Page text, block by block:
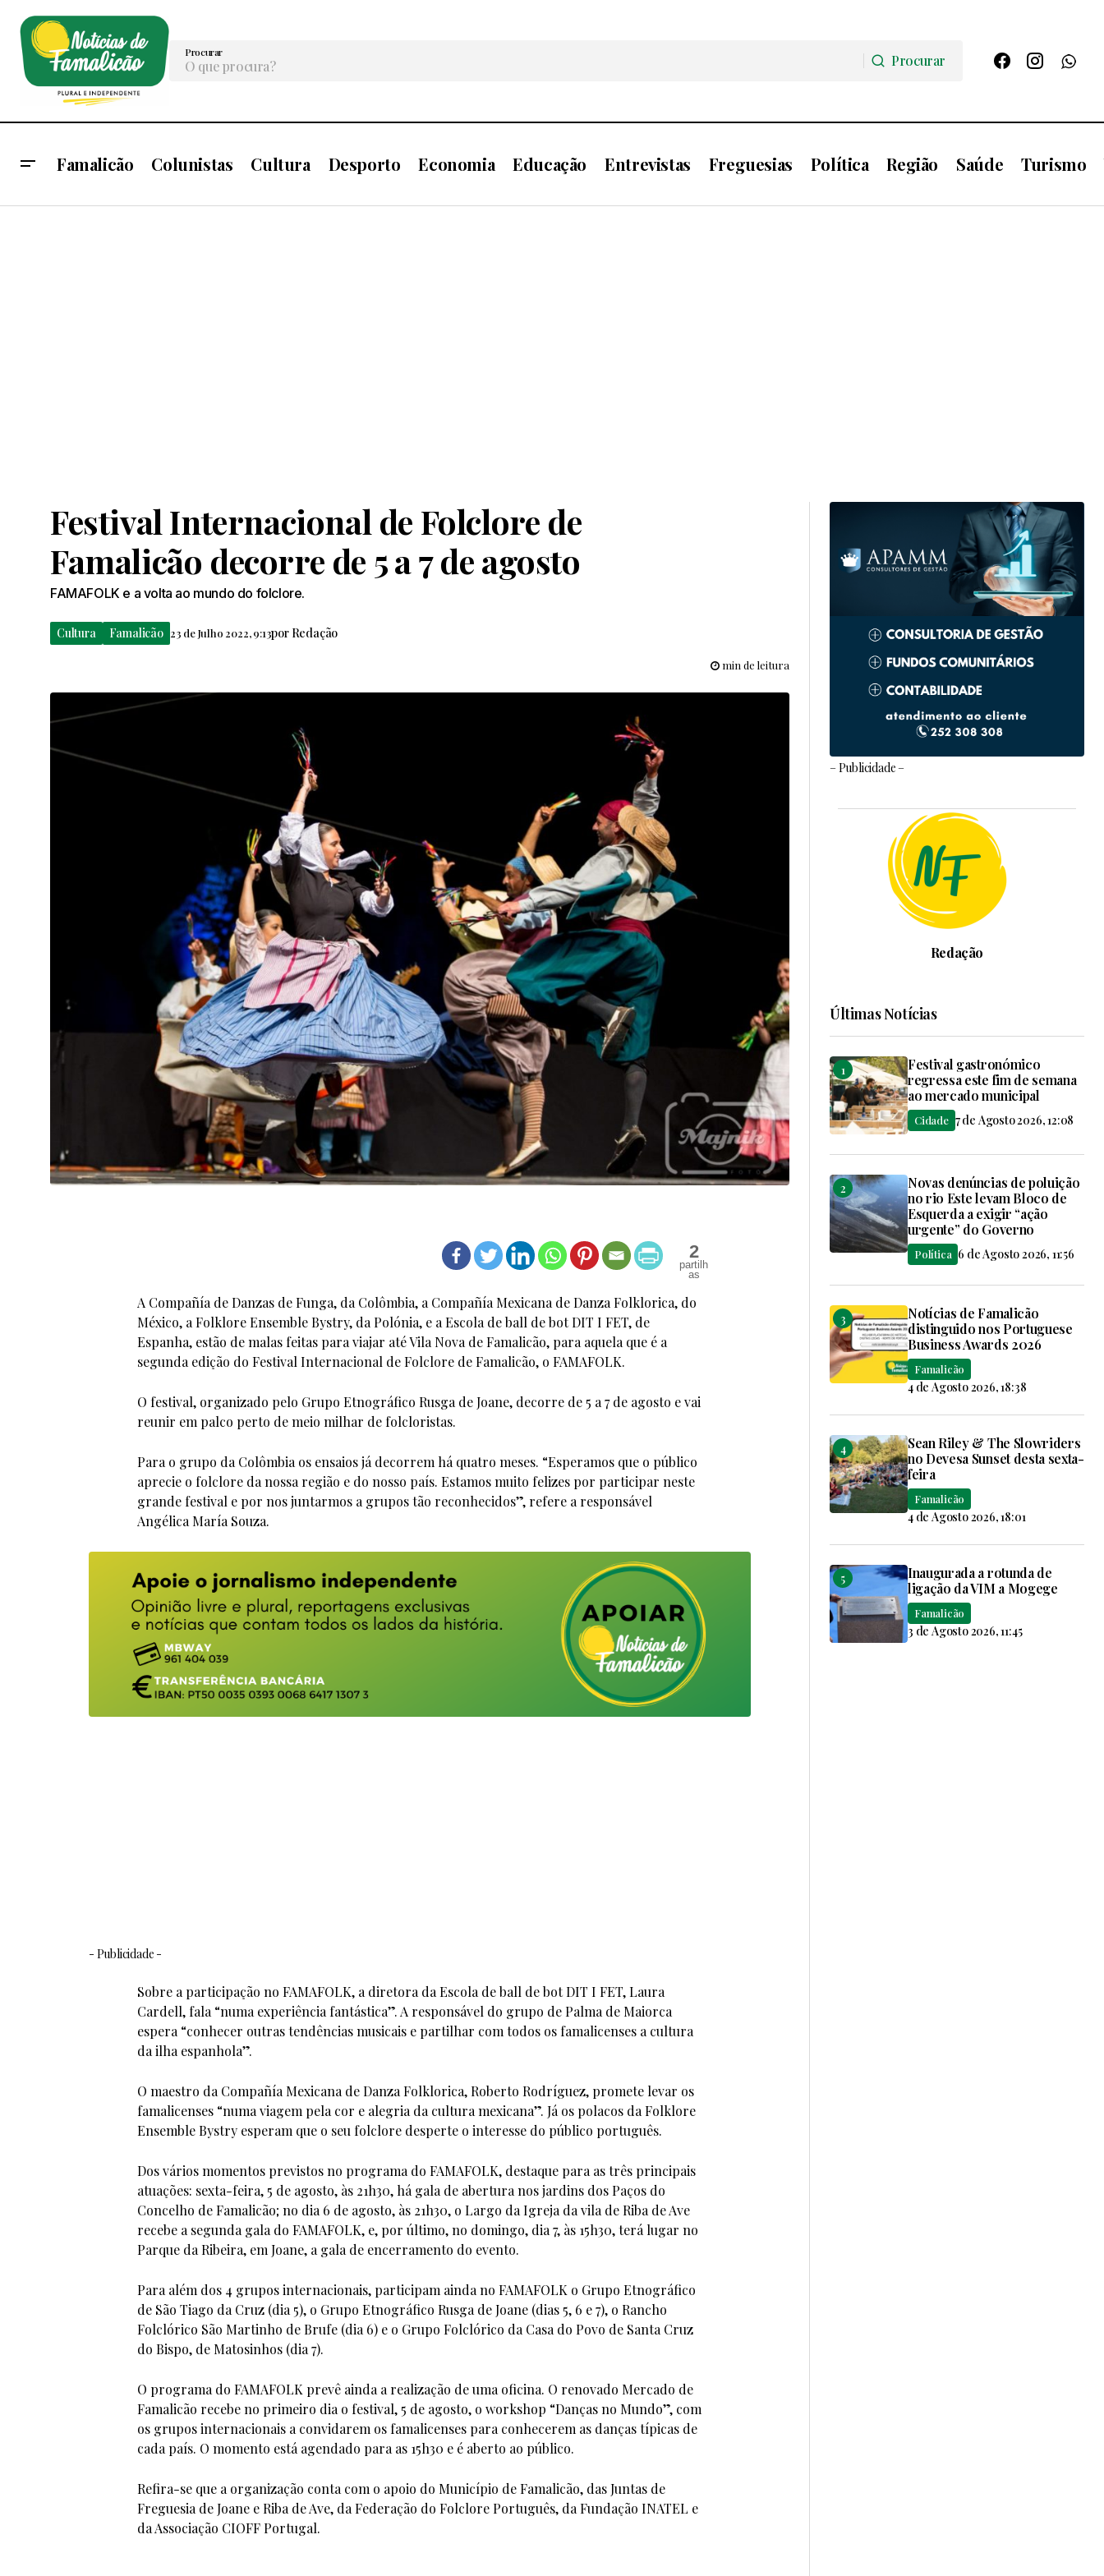
Procurar
Procurar
Famalicão Colunistas Cultura Desporto Economia Educação Entrevistas Freguesias Política Região Saúde Turismo
Festival Internacional de Folclore de
Famalicão decorre de 5 a 7 de agosto
FAMAFOLK e a volta ao mundo do folclore.
Cultura Famalicão 23 de Julho 2022, 9:13por Redação
min de leitura
2
A Compañía de Danzas de Funga, da Colômbia, a Compañía Mexicana de Danza Folklorica, do
México, a Folklore Ensemble Bystry, da Polónia, e a Escola de ball de bot DIT I FET, de
Espanha, estão de malas feitas para viajar até Vila Nova de Famalicão, para aquela que é a
segunda edição do Festival Internacional de Folclore de Famalicão, o FAMAFOLK.
O festival, organizado pelo Grupo Etnográfico Rusga de Joane, decorre de 5 a 7 de agosto e vai
reunir em palco perto de meio milhar de folcloristas.
Para o grupo da Colômbia os ensaios já decorrem há quatro meses. “Esperamos que o público
aprecie o folclore da nossa região e do nosso país. Estamos muito felizes por participar neste
grande festival e por nos juntarmos a grupos tão reconhecidos”, refere a responsável
Angélica María Souza.
- Publicidade -
Sobre a participação no FAMAFOLK, a diretora da Escola de ball de bot DIT I FET, Laura
Cardell, fala “numa experiência fantástica”. A responsável do grupo de Palma de Maiorca
espera “conhecer outras tendências musicais e partilhar com todos os famalicenses a cultura
da ilha espanhola”.
O maestro da Compañía Mexicana de Danza Folklorica, Roberto Rodríguez, promete levar os
famalicenses “numa viagem pela cor e alegria da cultura mexicana”. Já os polacos da Folklore
Ensemble Bystry esperam que o seu folclore desperte o interesse do público português.
Dos vários momentos previstos no programa do FAMAFOLK, destaque para as três principais
atuações: sexta-feira, 5 de agosto, às 21h30, há gala de abertura nos jardins dos Paços do
Concelho de Famalicão; no dia 6 de agosto, às 21h30, o Largo da Igreja da vila de Riba de Ave
recebe a segunda gala do FAMAFOLK, e, por último, no domingo, dia 7, às 15h30, terá lugar no
Parque da Ribeira, em Joane, a gala de encerramento do evento.
Para além dos 4 grupos internacionais, participam ainda no FAMAFOLK o Grupo Etnográfico
de São Tiago da Cruz (dia 5), o Grupo Etnográfico Rusga de Joane (dias 5, 6 e 7), o Rancho
Folclórico São Martinho de Brufe (dia 6) e o Grupo Folclórico da Casa do Povo de Santa Cruz
do Bispo, de Matosinhos (dia 7).
O programa do FAMAFOLK prevê ainda a realização de uma oficina. O renovado Mercado de
Famalicão recebe no primeiro dia o festival, 5 de agosto, o workshop “Danças no Mundo”, com
os grupos internacionais a convidarem os famalicenses para conhecerem as danças típicas de
cada país. O momento está agendado para as 15h30 e é aberto ao público.
Refira-se que a organização conta com o apoio do Município de Famalicão, das Juntas de
Freguesia de Joane e Riba de Ave, da Federação do Folclore Português, da Fundação INATEL e
da Associação CIOFF Portugal.
– Publicidade –
Redação
Últimas Notícias
Festival gastronómico
regressa este fim de semana
ao mercado municipal
Cidade 7 de Agosto 2026, 12:08
Novas denúncias de poluição
no rio Este levam Bloco de
Esquerda a exigir “ação
urgente” do Governo
Política 6 de Agosto 2026, 11:56
Notícias de Famalicão
distinguido nos Portuguese
Business Awards 2026
Famalicão
4 de Agosto 2026, 18:38
Sean Riley & The Slowriders
no Devesa Sunset desta sexta-
feira
Famalicão
4 de Agosto 2026, 18:01
Inaugurada a rotunda de
ligação da VIM a Mogege
Famalicão
3 de Agosto 2026, 11:45